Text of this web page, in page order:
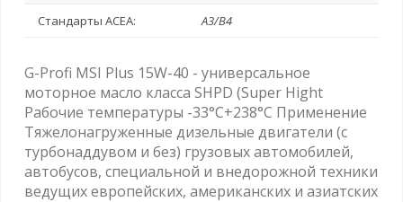
Стандарты ACEA: A3/B4
G-Profi MSI Plus 15W-40 - универсальное
моторное масло класса SHPD (Super Hight
Рабочие температуры -33°C+238°C Применение
Тяжелонагруженные дизельные двигатели (с
турбонаддувом и без) грузовых автомобилей,
автобусов, специальной и внедорожной техники
ведущих европейских, американских и азиатских